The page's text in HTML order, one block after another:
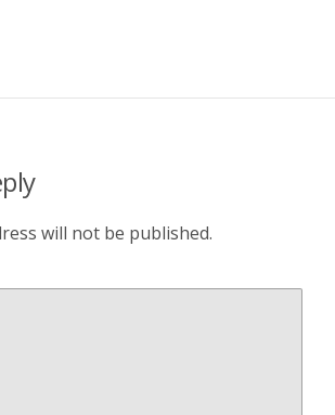
will not be published.